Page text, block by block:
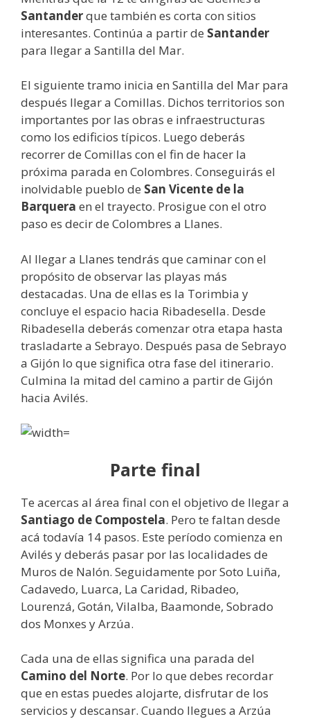
Santanderque también es corta con sitios
interesantes. Continúa a partir de Santander
para llegar a Santilla del Mar.
El siguiente tramo inicia en Santilla del Mar para
después llegar a Comillas. Dichos territorios son
importantes por las obras e infraestructuras
como los edificios típicos. Luego deberás
recorrer de Comillas con el fin de hacer la
próxima parada en Colombres. Conseguirás el
inolvidable pueblo de San Vicente de la
Barquera en el trayecto. Prosigue con el otro
paso es decir de Colombres a Llanes.
Al llegar a Llanes tendrás que caminar con el
propósito de observar las playas más
destacadas. Una de ellas es la Torimbia y
concluye el espacio hacia Ribadesella. Desde
Ribadesella deberás comenzar otra etapa hasta
trasladarte a Sebrayo. Después pasa de Sebrayo
a Gijón lo que significa otra fase del itinerario.
Culmina la mitad del camino a partir de Gijón
hacia Avilés.
Parte final
Te acercas al área final con el objetivo de llegar a
Santiago de Compostela. Pero te faltan desde
acá todavía 14 pasos. Este período comienza en
Avilés y deberás pasar por las localidades de
Muros de Nalón. Seguidamente por Soto Luiña,
Cadavedo, Luarca, La Caridad, Ribadeo,
Lourenzá, Gotán, Vilalba, Baamonde, Sobrado
dos Monxes y Arzúa.
Cada una de ellas significa una parada del
Camino del Norte. Por lo que debes recordar
que en estas puedes alojarte, disfrutar de los
servicios y descansar. Cuando llegues a Arzúa